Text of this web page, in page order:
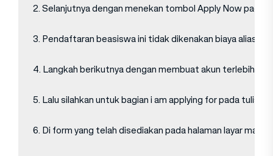
2. Selanjutnya dengan menekan tombol Apply Now pada
3. Pendaftaran beasiswa ini tidak dikenakan biaya alias
4. Langkah berikutnya dengan membuat akun terlebih
5. Lalu silahkan untuk bagian i am applying for pada
6. Di form yang telah disediakan pada halaman layar